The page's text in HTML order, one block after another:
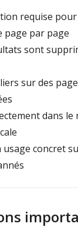
requise pour
page par page
sont
sur des
dans le
concret